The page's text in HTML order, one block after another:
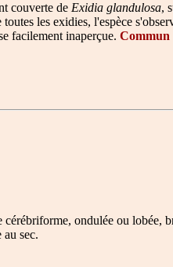
couverte de Exidia glandulosa,
les exidies, l'espèce
facilement inaperçue. Commun
cérébriforme, ondulée ou lobée,
sec.